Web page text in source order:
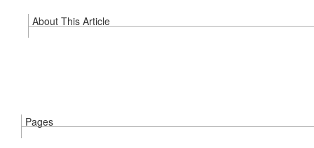
About This Article
Pages